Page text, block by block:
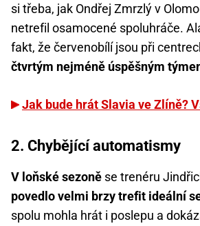
si třeba, jak Ondřej Zmrzlý v
netrefil osamocené spoluhráče.
fakt, že červenobílí jsou při
čtvrtým nejméně úspěšným
Jak bude hrát Slavia ve Zlíně?
2. Chybějící automatismy
V loňské sezoně se trenéru
povedlo velmi brzy trefit ideální
spolu mohla hrát i poslepu a